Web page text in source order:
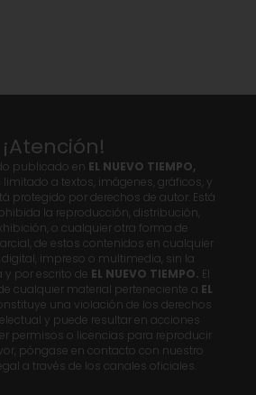
¡Atención!
publicado en EL NUEVO TIEMPO,
a textos, imágenes, gráficos, y
protegido por derechos de autor. Está
la reproducción, distribución,
o cualquier otra forma de
de estos contenidos en cualquier
impreso o multimedia, sin la
por escrito de EL NUEVO TIEMPO. El
cualquier material perteneciente a EL
una violación de los derechos
y puede resultar en acciones
permisos o licencias para reproducir
póngase en contacto con nuestro
a través de los canales oficiales.